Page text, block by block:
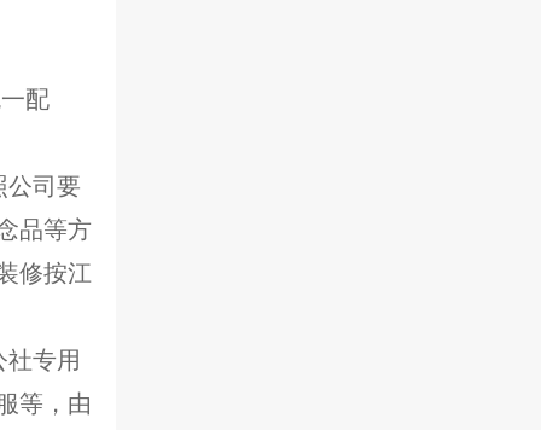
配
公司要
品等方
修按江
社专用
等，由